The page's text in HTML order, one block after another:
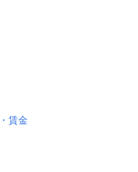
賃金